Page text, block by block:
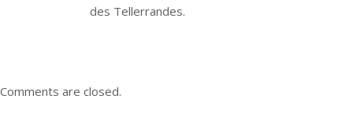
des Tellerrandes.
Comments are closed.